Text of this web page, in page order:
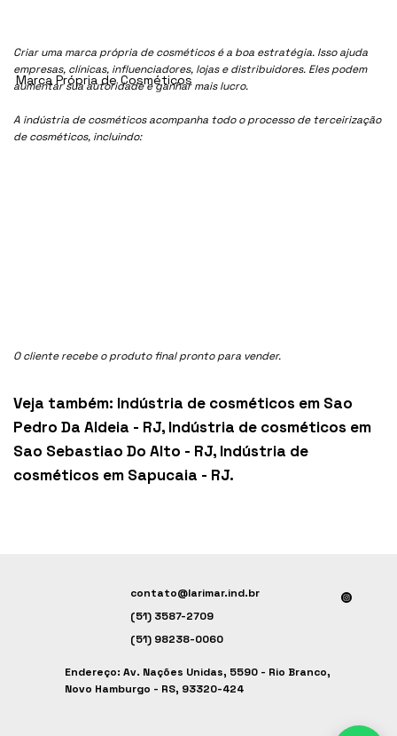
Criar uma marca própria de cosméticos é a boa estratégia. Isso ajuda
empresas, clínicas, influenciadores, lojas e distribuidores. Eles podem
aumentar sua autoridade e ganhar mais lucro.
A indústria de cosméticos acompanha todo o processo de terceirização
de cosméticos, incluindo:
O cliente recebe o produto final pronto para vender.
Veja também: Indústria de cosméticos em Sao
Pedro Da Aldeia - RJ, Indústria de cosméticos em
Sao Sebastiao Do Alto - RJ, Indústria de
cosméticos em Sapucaia - RJ.
Marca Própria de Cosméticos
contato@larimar.ind.br
(51) 3587-2709
(51) 98238-0060
Endereço: Av. Nações Unidas, 5590 - Rio Branco,
Novo Hamburgo - RS, 93320-424